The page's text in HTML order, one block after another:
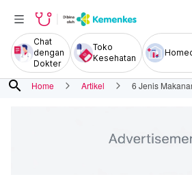
Chat
dengan
Dokter
Toko
Kesehatan
search Home Artikel 6 Jenis